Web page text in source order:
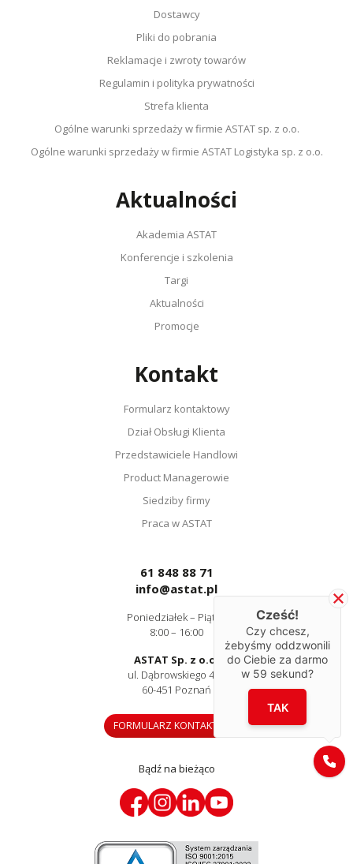
Dostawcy
Pliki do pobrania
Reklamacje i zwroty towarów
Regulamin i polityka prywatności
Strefa klienta
Ogólne warunki sprzedaży w firmie ASTAT sp. z o.o.
Ogólne warunki sprzedaży w firmie ASTAT Logistyka sp. z o.o.
Aktualności
Akademia ASTAT
Konferencje i szkolenia
Targi
Aktualności
Promocje
Kontakt
Formularz kontaktowy
Dział Obsługi Klienta
Przedstawiciele Handlowi
Product Managerowie
Siedziby firmy
Praca w ASTAT
61 848 88 71
info@astat.pl
Poniedziałek – Piątek
8:00 – 16:00
ASTAT Sp. z o.o.
ul. Dąbrowskiego 441
60-451 Poznań
FORMULARZ KONTAKTOWY
Bądź na bieżąco
Cześć!
Czy chcesz,
żebyśmy oddzwonili
do Ciebie za darmo
w 59 sekund?
TAK